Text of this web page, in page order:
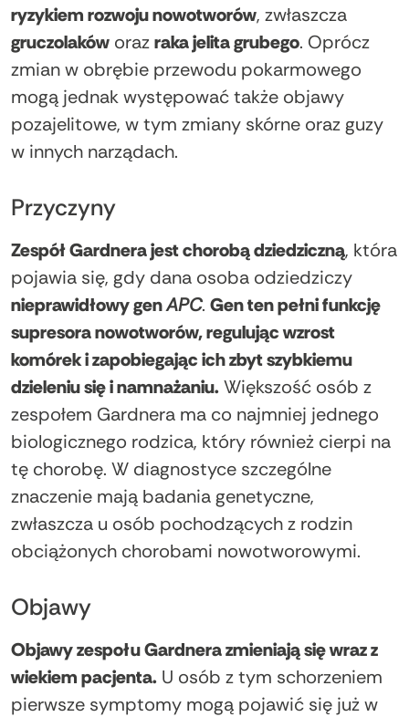
ryzykiem rozwoju nowotworów, zwłaszcza
gruczolaków orazraka jelita grubego. Oprócz
zmian w obrębie przewodu pokarmowego
mogą jednak występować także objawy
pozajelitowe, w tym zmiany skórne oraz guzy
w innych narządach.
Przyczyny
Zespół Gardnera jest chorobą dziedziczną, która
pojawia się, gdy dana osoba odziedziczy
nieprawidłowy genAPC. Gen ten pełni funkcję
supresora nowotworów, regulując wzrost
komórek i zapobiegając ich zbyt szybkiemu
dzieleniu się i namnażaniu.Większość osób z
zespołem Gardnera ma co najmniej jednego
biologicznego rodzica, który również cierpi na
tę chorobę. W diagnostyce szczególne
znaczenie mają badania genetyczne,
zwłaszcza u osób pochodzących z rodzin
obciążonych chorobami nowotworowymi.
Objawy
Objawy zespołu Gardnera zmieniają się wraz z
wiekiem pacjenta. U osób z tym schorzeniem
pierwsze symptomy mogą pojawić się już w